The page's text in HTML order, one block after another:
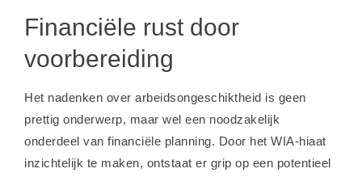
Financiële rust door
voorbereiding
Het nadenken over arbeidsongeschiktheid is geen
prettig onderwerp, maar wel een noodzakelijk
onderdeel van financiële planning. Door het WIA-hiaat
inzichtelijk te maken, ontstaat er grip op een potentieel